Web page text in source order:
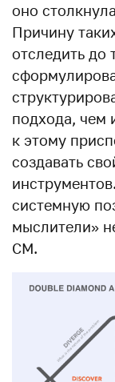
оно
Причину
отследить до
подхода, чем
к этому
создавать
системную
мыслители»
СМ.